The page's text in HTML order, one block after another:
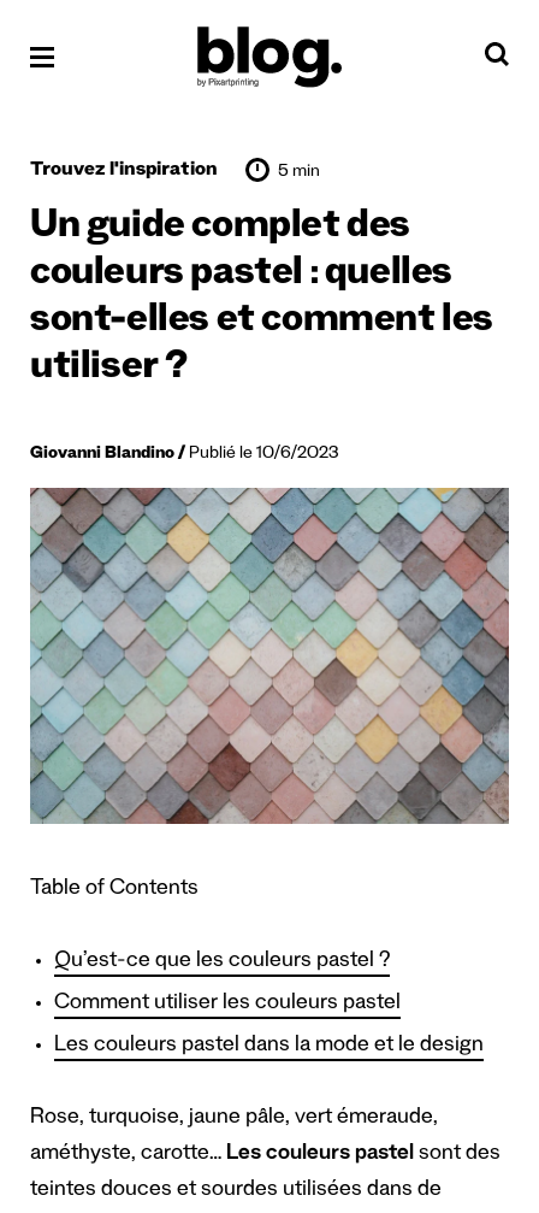
Trouvez l'inspiration 5 min
Un guide complet des
couleurs pastel : quelles
sont-elles et comment les
utiliser ?
Giovanni Blandino Publié le 10/6/2023
Table of Contents
Qu’est-ce que les couleurs pastel ?
Comment utiliser les couleurs pastel
Les couleurs pastel dans la mode et le design
Rose, turquoise, jaune pâle, vert émeraude,
améthyste, carotte… Les couleurs pastel sont des
teintes douces et sourdes utilisées dans de